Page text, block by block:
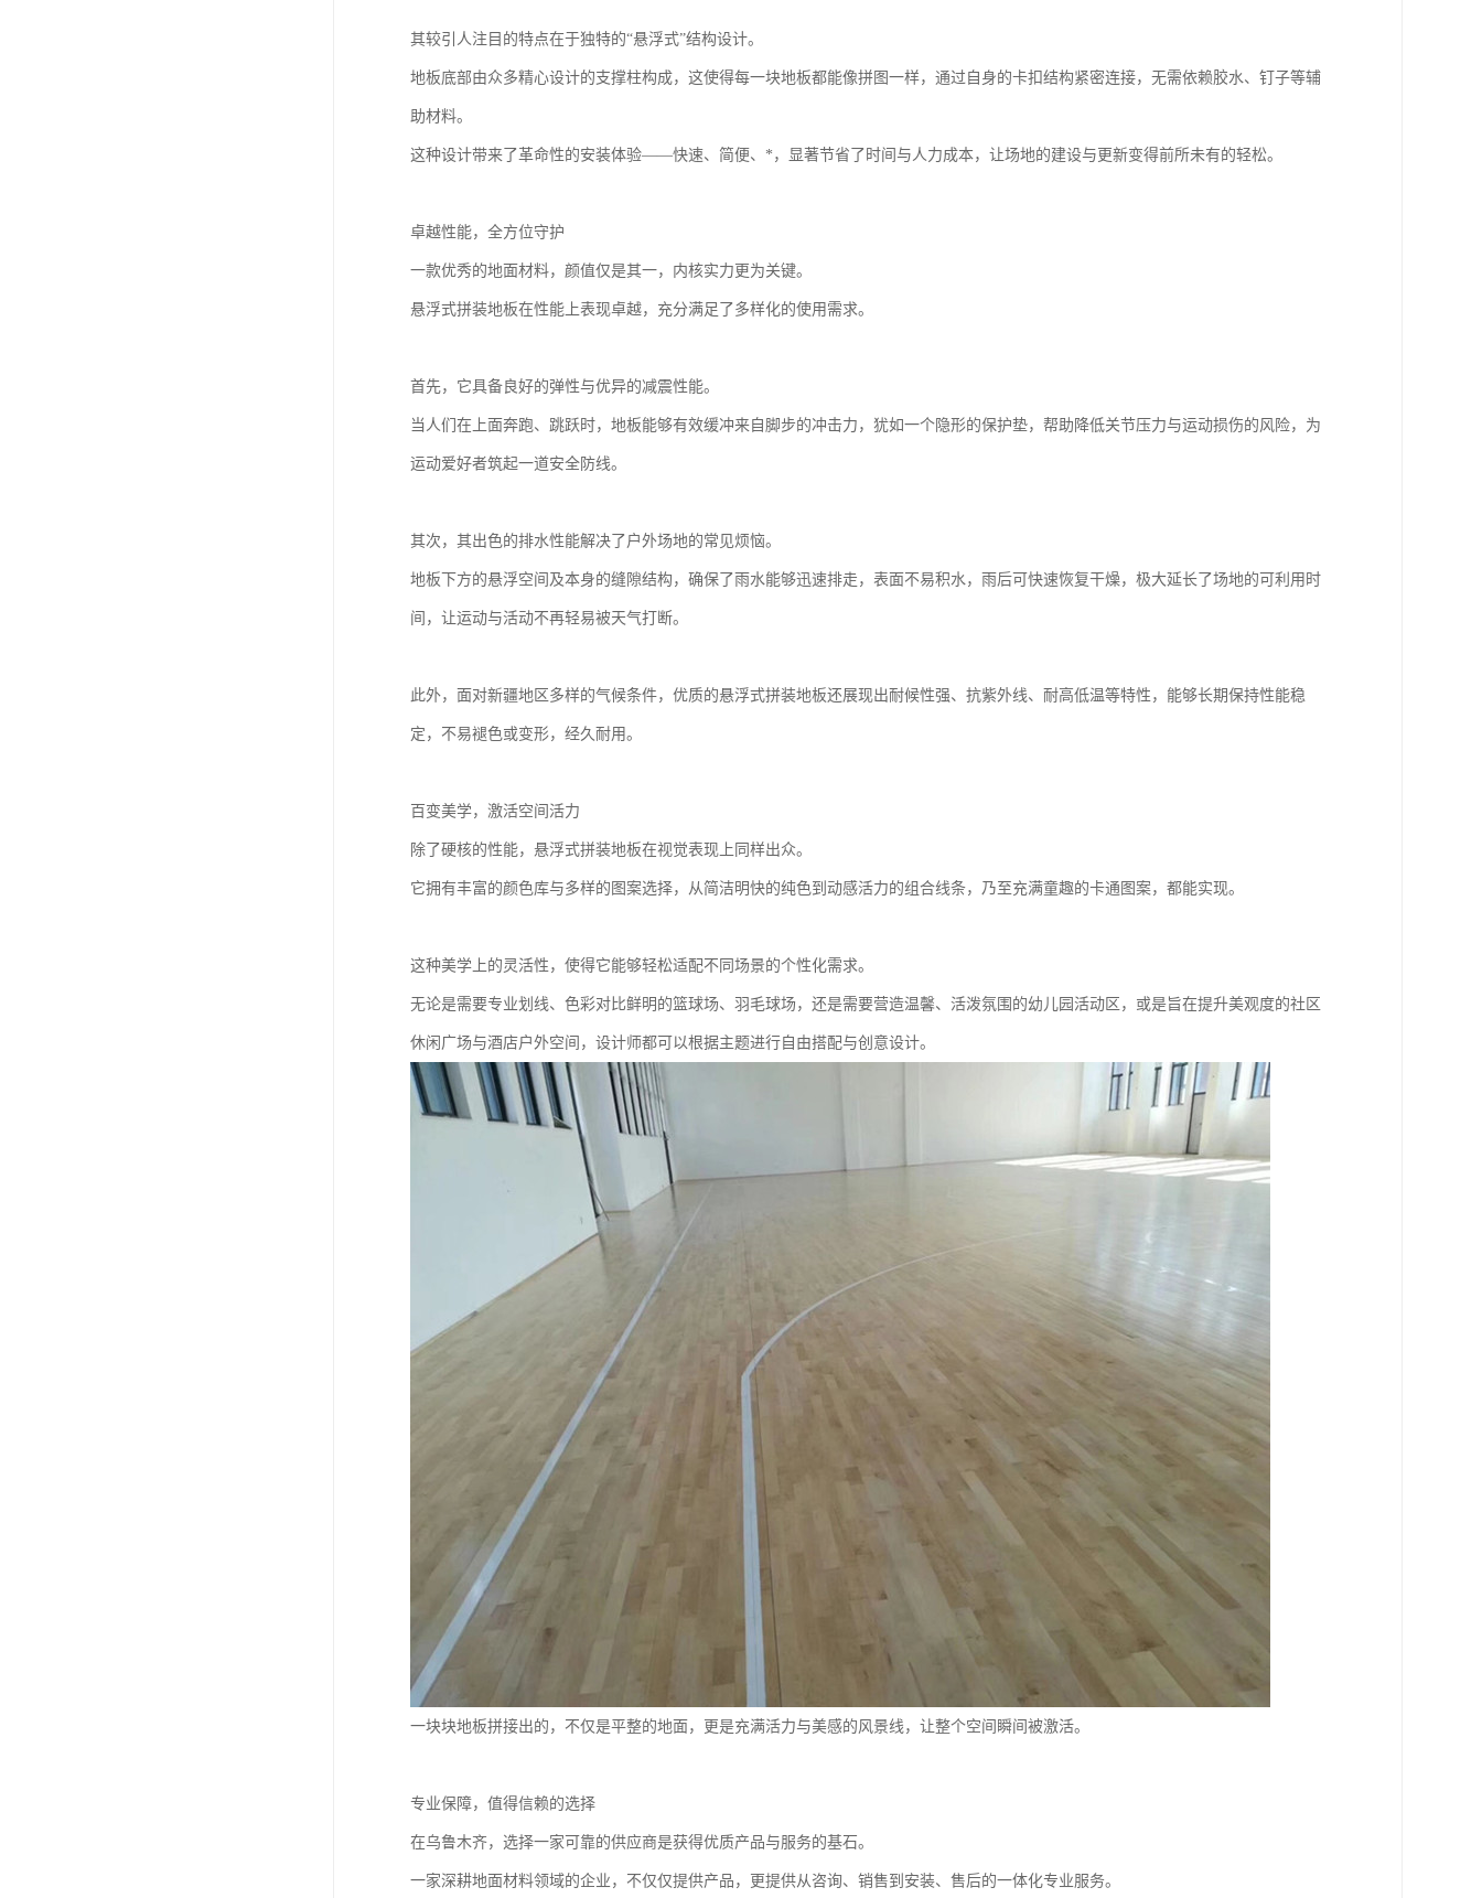
其较引人注目的特点在于独特的“悬浮式”结构设计。
地板底部由众多精心设计的支撑柱构成，这使得每一块地板都能像拼图一样，通过自身的卡扣结构紧密连接，无需依赖胶水、钉子等辅
助材料。
这种设计带来了革命性的安装体验——快速、简便、*，显著节省了时间与人力成本，让场地的建设与更新变得前所未有的轻松。
卓越性能，全方位守护
一款优秀的地面材料，颜值仅是其一，内核实力更为关键。
悬浮式拼装地板在性能上表现卓越，充分满足了多样化的使用需求。
首先，它具备良好的弹性与优异的减震性能。
当人们在上面奔跑、跳跃时，地板能够有效缓冲来自脚步的冲击力，犹如一个隐形的保护垫，帮助降低关节压力与运动损伤的风险，为
运动爱好者筑起一道安全防线。
其次，其出色的排水性能解决了户外场地的常见烦恼。
地板下方的悬浮空间及本身的缝隙结构，确保了雨水能够迅速排走，表面不易积水，雨后可快速恢复干燥，极大延长了场地的可利用时
间，让运动与活动不再轻易被天气打断。
此外，面对新疆地区多样的气候条件，优质的悬浮式拼装地板还展现出耐候性强、抗紫外线、耐高低温等特性，能够长期保持性能稳
定，不易褪色或变形，经久耐用。
百变美学，激活空间活力
除了硬核的性能，悬浮式拼装地板在视觉表现上同样出众。
它拥有丰富的颜色库与多样的图案选择，从简洁明快的纯色到动感活力的组合线条，乃至充满童趣的卡通图案，都能实现。
这种美学上的灵活性，使得它能够轻松适配不同场景的个性化需求。
无论是需要专业划线、色彩对比鲜明的篮球场、羽毛球场，还是需要营造温馨、活泼氛围的幼儿园活动区，或是旨在提升美观度的社区
休闲广场与酒店户外空间，设计师都可以根据主题进行自由搭配与创意设计。
一块块地板拼接出的，不仅是平整的地面，更是充满活力与美感的风景线，让整个空间瞬间被激活。
专业保障，值得信赖的选择
在乌鲁木齐，选择一家可靠的供应商是获得优质产品与服务的基石。
一家深耕地面材料领域的企业，不仅仅提供产品，更提供从咨询、销售到安装、售后的一体化专业服务。